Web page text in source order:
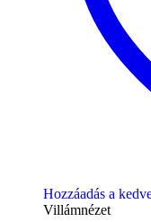
Hozzáadás a
Villámnézet